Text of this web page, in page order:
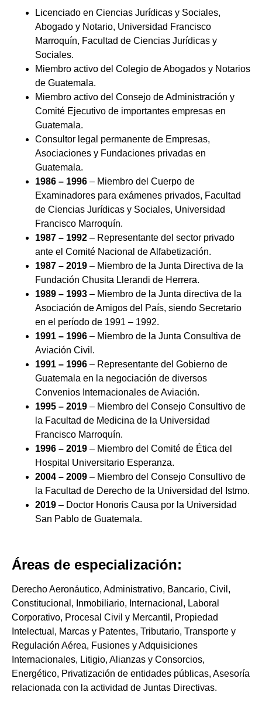
Licenciado en Ciencias Jurídicas y Sociales,
Abogado y Notario, Universidad Francisco
Marroquín, Facultad de Ciencias Jurídicas y
Sociales.
Miembro activo del Colegio de Abogados y Notarios
de Guatemala.
Miembro activo del Consejo de Administración y
Comité Ejecutivo de importantes empresas en
Guatemala.
Consultor legal permanente de Empresas,
Asociaciones y Fundaciones privadas en
Guatemala.
1986 – 1996 – Miembro del Cuerpo de
Examinadores para exámenes privados, Facultad
de Ciencias Jurídicas y Sociales, Universidad
Francisco Marroquín.
1987 – 1992 – Representante del sector privado
ante el Comité Nacional de Alfabetización.
1987 – 2019 – Miembro de la Junta Directiva de la
Fundación Chusita Llerandi de Herrera.
1989 – 1993 – Miembro de la Junta directiva de la
Asociación de Amigos del País, siendo Secretario
en el período de 1991 – 1992.
1991 – 1996 – Miembro de la Junta Consultiva de
Aviación Civil.
1991 – 1996 – Representante del Gobierno de
Guatemala en la negociación de diversos
Convenios Internacionales de Aviación.
1995 – 2019 – Miembro del Consejo Consultivo de
la Facultad de Medicina de la Universidad
Francisco Marroquín.
1996 – 2019 – Miembro del Comité de Ética del
Hospital Universitario Esperanza.
2004 – 2009 – Miembro del Consejo Consultivo de
la Facultad de Derecho de la Universidad del Istmo.
2019 – Doctor Honoris Causa por la Universidad
San Pablo de Guatemala.
Áreas de especialización:
Derecho Aeronáutico, Administrativo, Bancario, Civil,
Constitucional, Inmobiliario, Internacional, Laboral
Corporativo, Procesal Civil y Mercantil, Propiedad
Intelectual, Marcas y Patentes, Tributario, Transporte y
Regulación Aérea, Fusiones y Adquisiciones
Internacionales, Litigio, Alianzas y Consorcios,
Energético, Privatización de entidades públicas, Asesoría
relacionada con la actividad de Juntas Directivas.